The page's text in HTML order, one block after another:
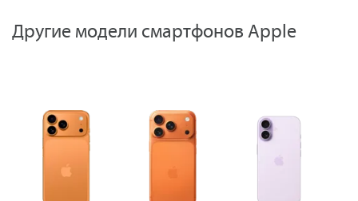
Другие модели смартфонов Apple